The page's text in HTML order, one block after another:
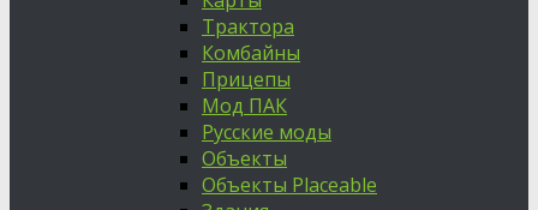
Трактора
Комбайны
Прицепы
Мод ПАК
Русские моды
Объекты
Объекты Placeable